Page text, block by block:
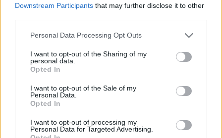
Downstream Participants that may further disclose it to other
Please note that this website/app uses one or more Google
not limited to your visit or usage behaviour. You may click to
grant or deny consent to Google and its third-party tags to
use your data for below specified purposes in below Google
consent section.
Personal Data Processing Opt Outs
I want to opt-out of the Sharing of my
personal data.
Opted In
I want to opt-out of the Sale of my
Personal Data.
Opted In
I want to opt-out of processing my
Personal Data for Targeted Advertising.
Teju 1900 eiro mēnesī!